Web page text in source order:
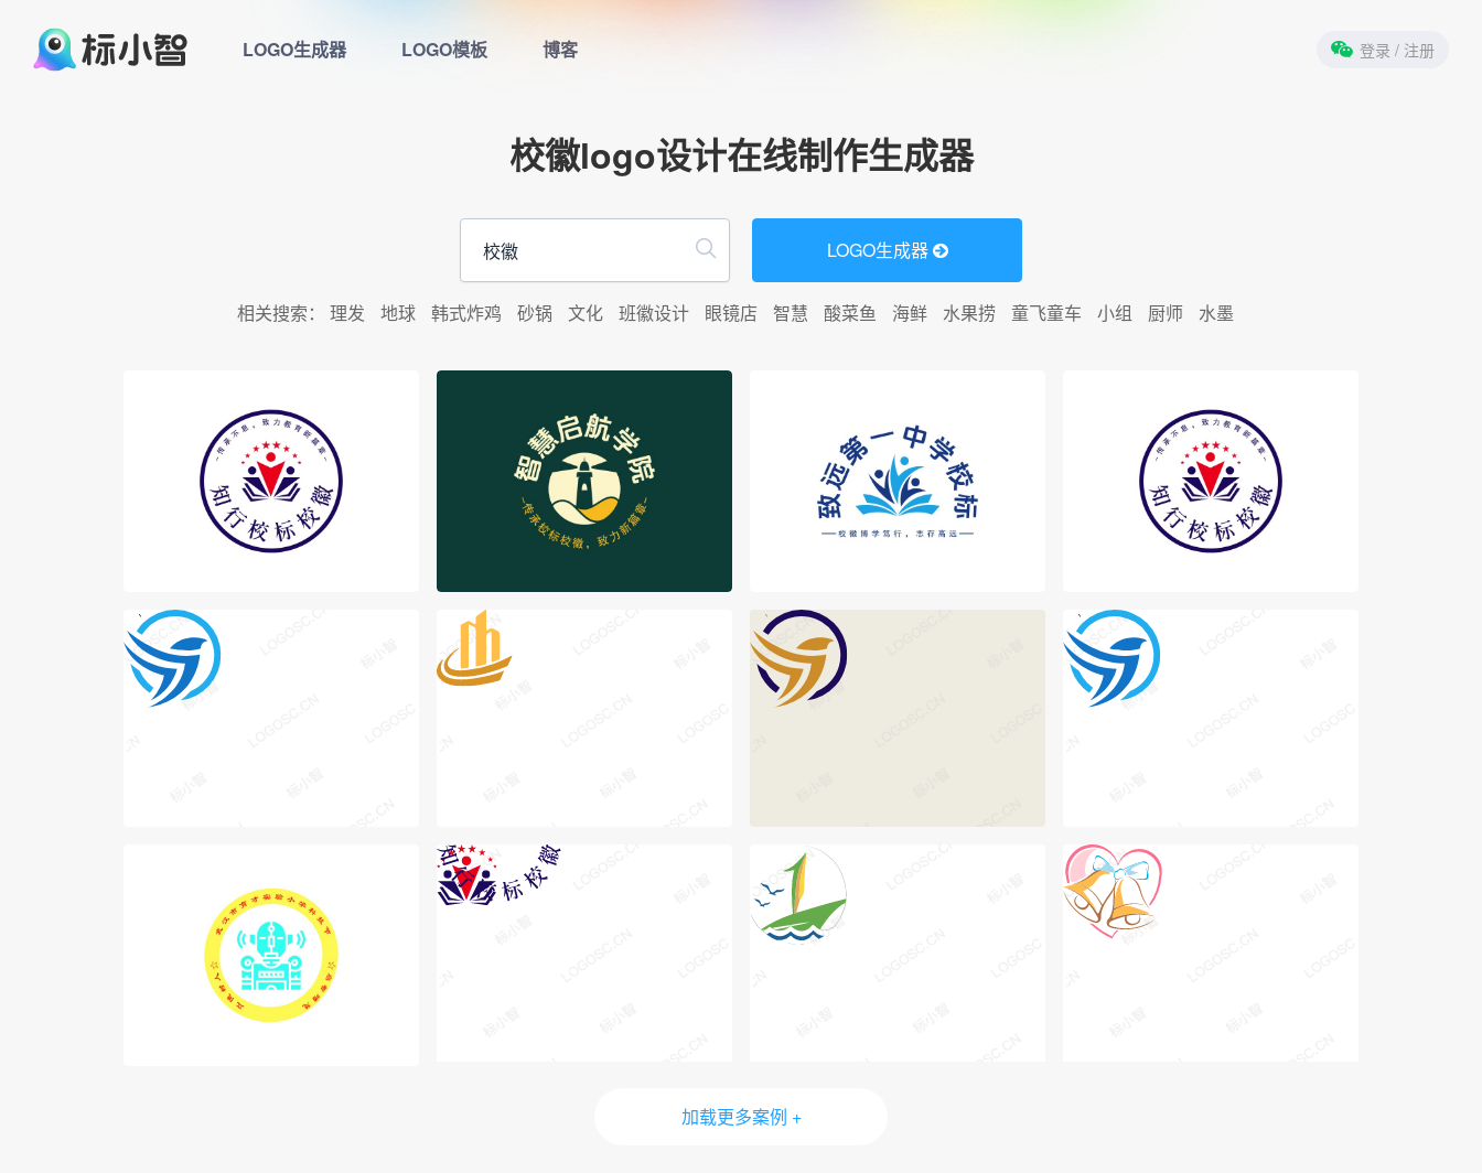
LOGO生成器 LOGO模板 博客 登录 / 注册
LOGO生成器
LOGO模板
博客
登录
校徽logo设计在线制作生成器
LOGO生成器
相关搜索： 理发 地球 韩式炸鸡 砂锅 文化 班徽设计 眼镜店 智慧 酸菜鱼 海鲜 水果捞 童飞童车 小组 厨师 水墨
加载更多案例 +